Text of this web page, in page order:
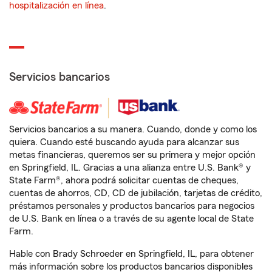
hospitalización en línea.
Servicios bancarios
Servicios bancarios a su manera. Cuando, donde y como los
quiera. Cuando esté buscando ayuda para alcanzar sus
metas financieras, queremos ser su primera y mejor opción
en Springfield, IL. Gracias a una alianza entre U.S. Bank® y
State Farm®, ahora podrá solicitar cuentas de cheques,
cuentas de ahorros, CD, CD de jubilación, tarjetas de crédito,
préstamos personales y productos bancarios para negocios
de U.S. Bank en línea o a través de su agente local de State
Farm.
Hable con Brady Schroeder en Springfield, IL, para obtener
más información sobre los productos bancarios disponibles